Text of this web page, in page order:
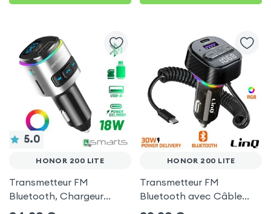
5.0
HONOR 200 LITE
Transmetteur FM
Bluetooth, Chargeur
Allume-Cigare USB / USB-
HONOR 200 LITE
Transmetteur FM
Bluetooth avec Câble
USB C - LinQ pour Honor